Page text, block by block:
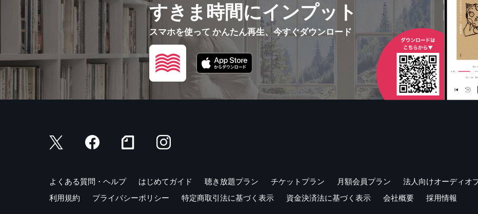
すきま時間にインプット
スマホを使って かんたん再生、今すぐダウンロード
よくある質問・ヘルプ はじめてガイド 聴き放題プラン チケットプラン 月額会員プラン
法人向けオーディオ
利用規約
プライバシーポリシー 特定商取引法に基づく表示 資金決済法に基づく表示 会社概要 採用情報